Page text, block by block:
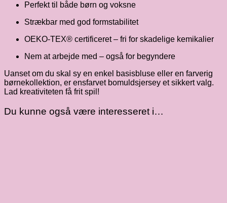
Perfekt til både børn og voksne
Strækbar med god formstabilitet
OEKO-TEX® certificeret – fri for skadelige kemikalier
Nem at arbejde med – også for begyndere
Uanset om du skal sy en enkel basisbluse eller en farverig
børnekollektion, er ensfarvet bomuldsjersey et sikkert valg.
Lad kreativiteten få frit spil!
Du kunne også være interesseret i…